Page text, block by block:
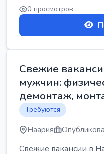
0 просмотров
Свежие
мужчин:
демонтаж,
Требуются
Наария
Свежие вакансии в